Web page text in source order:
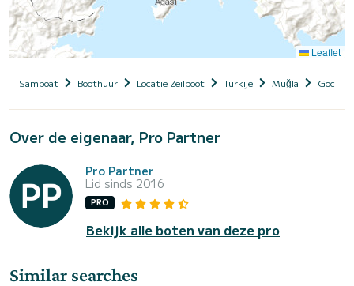
Leaflet
Samboat Boothuur Locatie Zeilboot Turkije Muğla Göcek
Over de eigenaar, Pro Partner
Pro Partner
Lid sinds 2016
PRO
Bekijk alle boten van deze pro
Similar searches